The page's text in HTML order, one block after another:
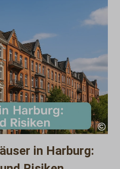
in Harburg: